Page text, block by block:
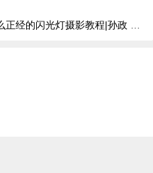
光灯摄影教程|孙政 Sunmonk[原创]